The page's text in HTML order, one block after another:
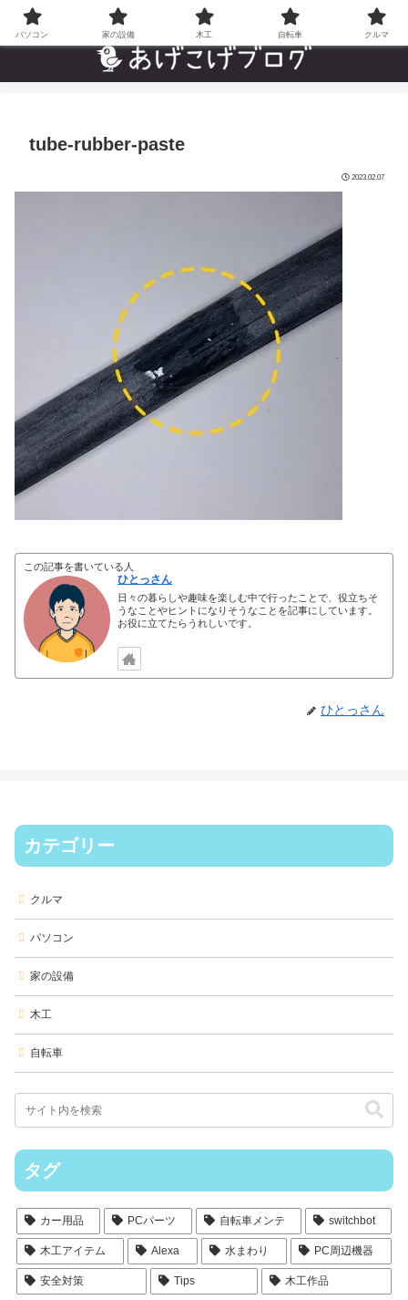
自分でやった”あんなことやこんなこと”の趣味ブログ
tube-rubber-paste
2023.02.07
この記事を書いている人
ひとっさん
日々の暮らしや趣味を楽しむ中で行ったことで、役立ちそ
うなことやヒントになりそうなことを記事にしています。
お役に立てたらうれしいです。
ひとっさん
パソコン 家の設備 木工 自転車 クルマ